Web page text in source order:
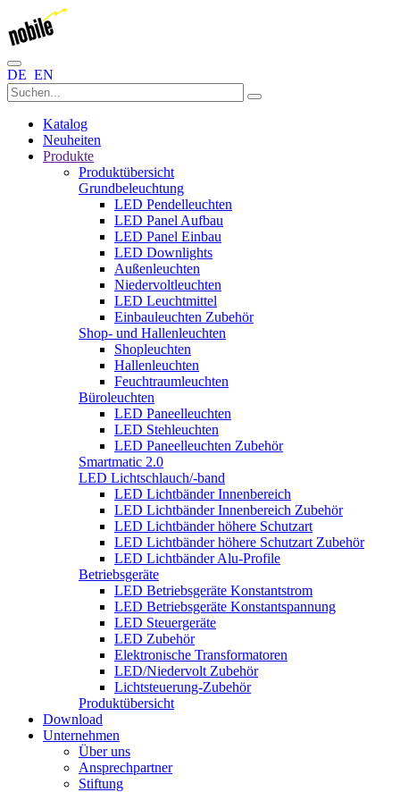
DE EN
Katalog
Neuheiten
Produkte
Produktübersicht
Grundbeleuchtung
LED Pendelleuchten
LED Panel Aufbau
LED Panel Einbau
LED Downlights
Außenleuchten
Niedervoltleuchten
LED Leuchtmittel
Einbauleuchten Zubehör
Shop- und Hallenleuchten
Shopleuchten
Hallenleuchten
Feuchtraumleuchten
Büroleuchten
LED Paneelleuchten
LED Stehleuchten
LED Paneelleuchten Zubehör
Smartmatic 2.0
LED Lichtschlauch/-band
LED Lichtbänder Innenbereich
LED Lichtbänder Innenbereich Zubehör
LED Lichtbänder höhere Schutzart
LED Lichtbänder höhere Schutzart Zubehör
LED Lichtbänder Alu-Profile
Betriebsgeräte
LED Betriebsgeräte Konstantstrom
LED Betriebsgeräte Konstantspannung
LED Steuergeräte
LED Zubehör
Elektronische Transformatoren
LED/Niedervolt Zubehör
Lichtsteuerung-Zubehör
Produktübersicht
Download
Unternehmen
Über uns
Ansprechpartner
Stiftung